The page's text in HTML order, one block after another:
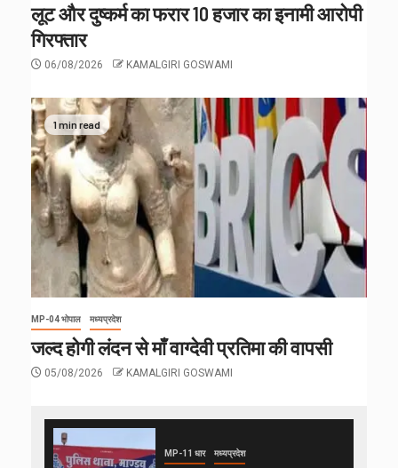
लूट और दुष्कर्म का फरार 10 हजार का इनामी आरोपी
गिरफ्तार
06/08/2026 KAMALGIRI GOSWAMI
1 min read
MP-04 भोपाल मध्यप्रदेश
जल्द होगी लंदन से माँ वाग्देवी प्रतिमा की वापसी
05/08/2026 KAMALGIRI GOSWAMI
MP-11 धार मध्यप्रदेश